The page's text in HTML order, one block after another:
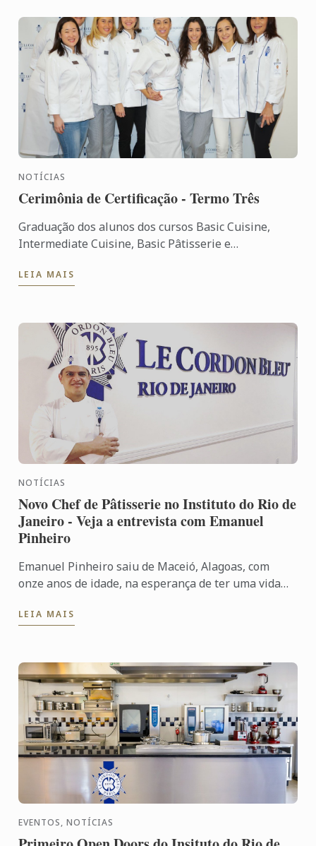
NOTÍCIAS
Cerimônia de Certificação - Termo Três
Graduação dos alunos dos cursos Basic Cuisine,
Intermediate Cuisine, Basic Pâtisserie e
LEIA MAIS
NOTÍCIAS
Novo Chef de Pâtisserie no Instituto do Rio de
Janeiro - Veja a entrevista com Emanuel
Pinheiro
Emanuel Pinheiro saiu de Maceió, Alagoas, com
onze anos de idade, na esperança de ter uma vida
ajudar na ...
LEIA MAIS
EVENTOS, NOTÍCIAS